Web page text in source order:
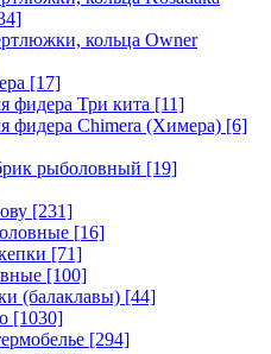
кольца Owner
[17]
фидера Три кита [11]
фидера Chimera (Химера) [6]
рыболовный [19]
[231]
[16]
[71]
[100]
(балаклавы) [44]
[1030]
[294]